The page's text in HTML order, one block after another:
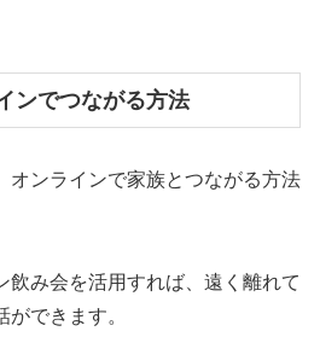
ンでつながる方法
オンラインで家族とつながる方法
飲み会を活用すれば、遠く離れて
できます。